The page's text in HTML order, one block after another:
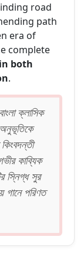
road
path
era of
complete
both
.
ক্লাসিক
অনুভূতিকে
কাব্যিক
স্নিগ্ধ সুর
গানে পরিণত